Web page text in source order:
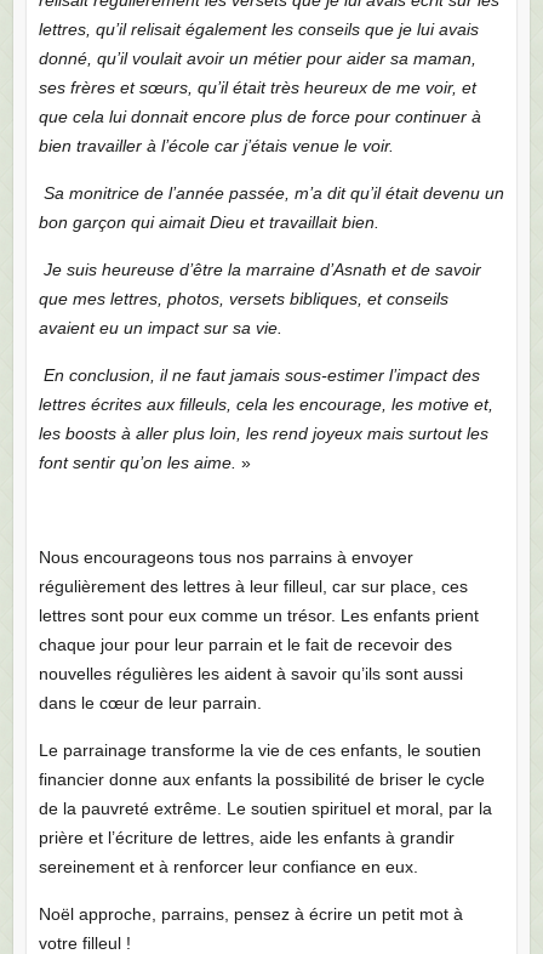
lettres, qu’il relisait également les conseils que je lui avais
donné, qu’il voulait avoir un métier pour aider sa maman,
ses frères et sœurs, qu’il était très heureux de me voir, et
que cela lui donnait encore plus de force pour continuer à
bien travailler à l’école car j’étais venue le voir.
Sa monitrice de l’année passée, m’a dit qu’il était devenu un
bon garçon qui aimait Dieu et travaillait bien.
Je suis heureuse d’être la marraine d’Asnath et de savoir
que mes lettres, photos, versets bibliques, et conseils
avaient eu un impact sur sa vie.
En conclusion, il ne faut jamais sous-estimer l’impact des
lettres écrites aux filleuls, cela les encourage, les motive et,
les boosts à aller plus loin, les rend joyeux mais surtout les
font sentir qu’on les aime. »
Nous encourageons tous nos parrains à envoyer
régulièrement des lettres à leur filleul, car sur place, ces
lettres sont pour eux comme un trésor. Les enfants prient
chaque jour pour leur parrain et le fait de recevoir des
nouvelles régulières les aident à savoir qu’ils sont aussi
dans le cœur de leur parrain.
Le parrainage transforme la vie de ces enfants, le soutien
financier donne aux enfants la possibilité de briser le cycle
de la pauvreté extrême. Le soutien spirituel et moral, par la
prière et l’écriture de lettres, aide les enfants à grandir
sereinement et à renforcer leur confiance en eux.
Noël approche, parrains, pensez à écrire un petit mot à
votre filleul !